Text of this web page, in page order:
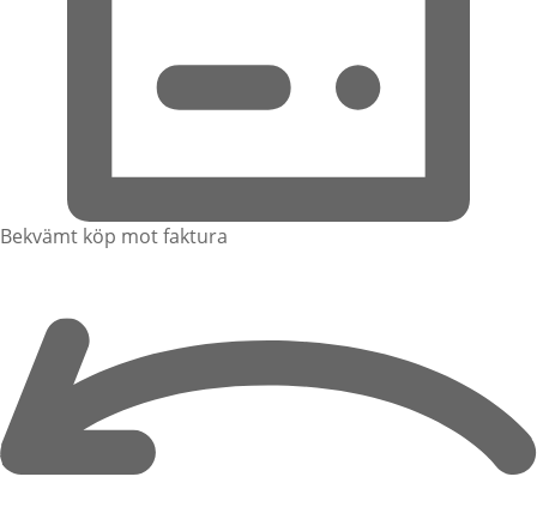
Bekvämt köp mot faktura